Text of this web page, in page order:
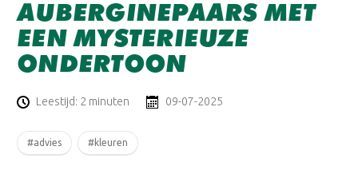
AUBERGINEPAARS MET
EEN MYSTERIEUZE
ONDERTOON
Leestijd: 2 minuten 09-07-2025
#advies #kleuren